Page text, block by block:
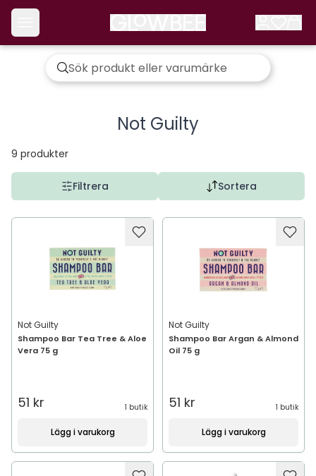
Not Guilty
9 produkter
Filtrera Sortera
Not Guilty
Shampoo Bar Tea Tree & Aloe
Vera 75 g
51 kr 1 butik
Lägg i varukorg
Not Guilty
Shampoo Bar Argan & Almond
Oil 75 g
51 kr 1 butik
Lägg i varukorg